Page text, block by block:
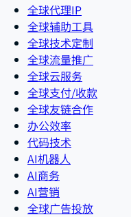
全球代理IP
全球辅助工具
全球技术定制
全球流量推广
全球云服务
全球支付/收款
全球友链合作
办公效率
代码技术
AI机器人
AI商务
AI营销
全球广告投放